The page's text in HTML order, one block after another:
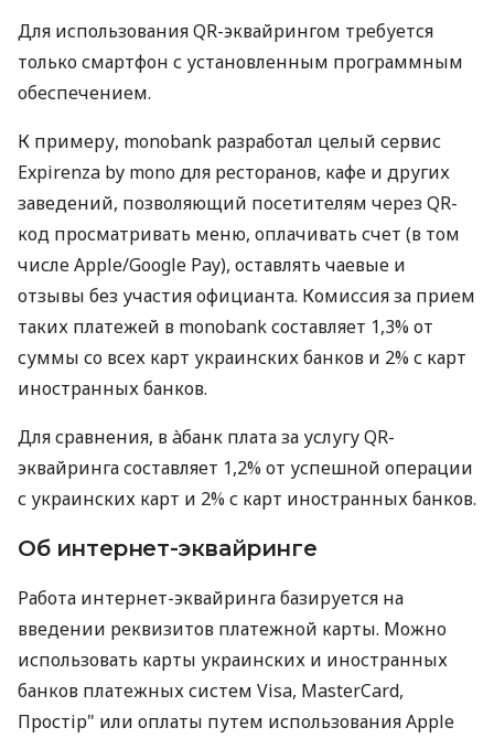
Для использования QR-эквайрингом требуется
только смартфон с установленным программным
обеспечением.
К примеру, monobank разработал целый сервис
Expirenza by mono для ресторанов, кафе и других
заведений, позволяющий посетителям через QR-
код просматривать меню, оплачивать счет (в том
числе Apple/Google Pay), оставлять чаевые и
отзывы без участия официанта. Комиссия за прием
таких платежей в monobank составляет 1,3% от
суммы со всех карт украинских банков и 2% с карт
иностранных банков.
Для сравнения, в àбанк плата за услугу QR-
эквайринга составляет 1,2% от успешной операции
с украинских карт и 2% с карт иностранных банков.
Об интернет-эквайринге
Работа интернет-эквайринга базируется на
введении реквизитов платежной карты. Можно
использовать карты украинских и иностранных
банков платежных систем Visa, MasterCard,
Простір" или оплаты путем использования Apple